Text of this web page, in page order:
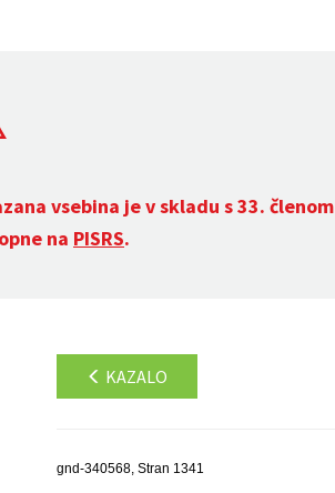
vsebina je v skladu s 33. členom
na PISRS.
KAZALO
gnd-340568, Stran 1341